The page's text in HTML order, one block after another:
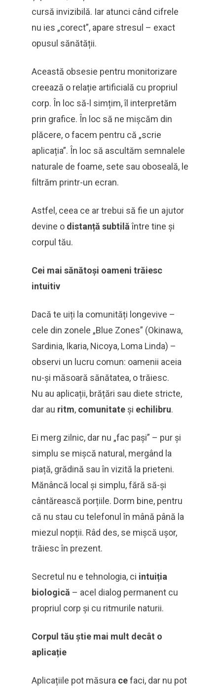
cursă invizibilă. Iar atunci când cifrele
nu ies „corect”, apare stresul – exact
opusul sănătății.
Această obsesie pentru monitorizare
creează o relație artificială cu propriul
corp. În loc să-l simțim, îl interpretăm
prin grafice. În loc să ne mișcăm din
plăcere, o facem pentru că „scrie
aplicația”. În loc să ascultăm semnalele
naturale de foame, sete sau oboseală, le
filtrăm printr-un ecran.
Astfel, ceea ce ar trebui să fie un ajutor
devine o distanță subtilăîntre tine și
corpul tău.
Cei mai sănătoși oameni trăiesc
intuitiv
Dacă te uiți la comunități longevive –
cele din zonele „Blue Zones” (Okinawa,
Sardinia, Ikaria, Nicoya, Loma Linda) –
observi un lucru comun: oamenii aceia
nu-și măsoară sănătatea, o trăiesc.
Nu au aplicații, brățări sau diete stricte,
dar au ritm, comunitate și echilibru.
Ei merg zilnic, dar nu „fac pași” – pur și
simplu se mișcă natural, mergând la
piață, grădină sau în vizită la prieteni.
Mănâncă local și simplu, fără să-și
cântărească porțiile. Dorm bine, pentru
că nu stau cu telefonul în mână până la
miezul nopții. Râd des, se mișcă ușor,
trăiesc în prezent.
Secretul nu e tehnologia, ci intuiția
biologică – acel dialog permanent cu
propriul corp și cu ritmurile naturii.
Corpul tău știe mai mult decât o
aplicație
Aplicațiile pot măsura cefaci, dar nu pot